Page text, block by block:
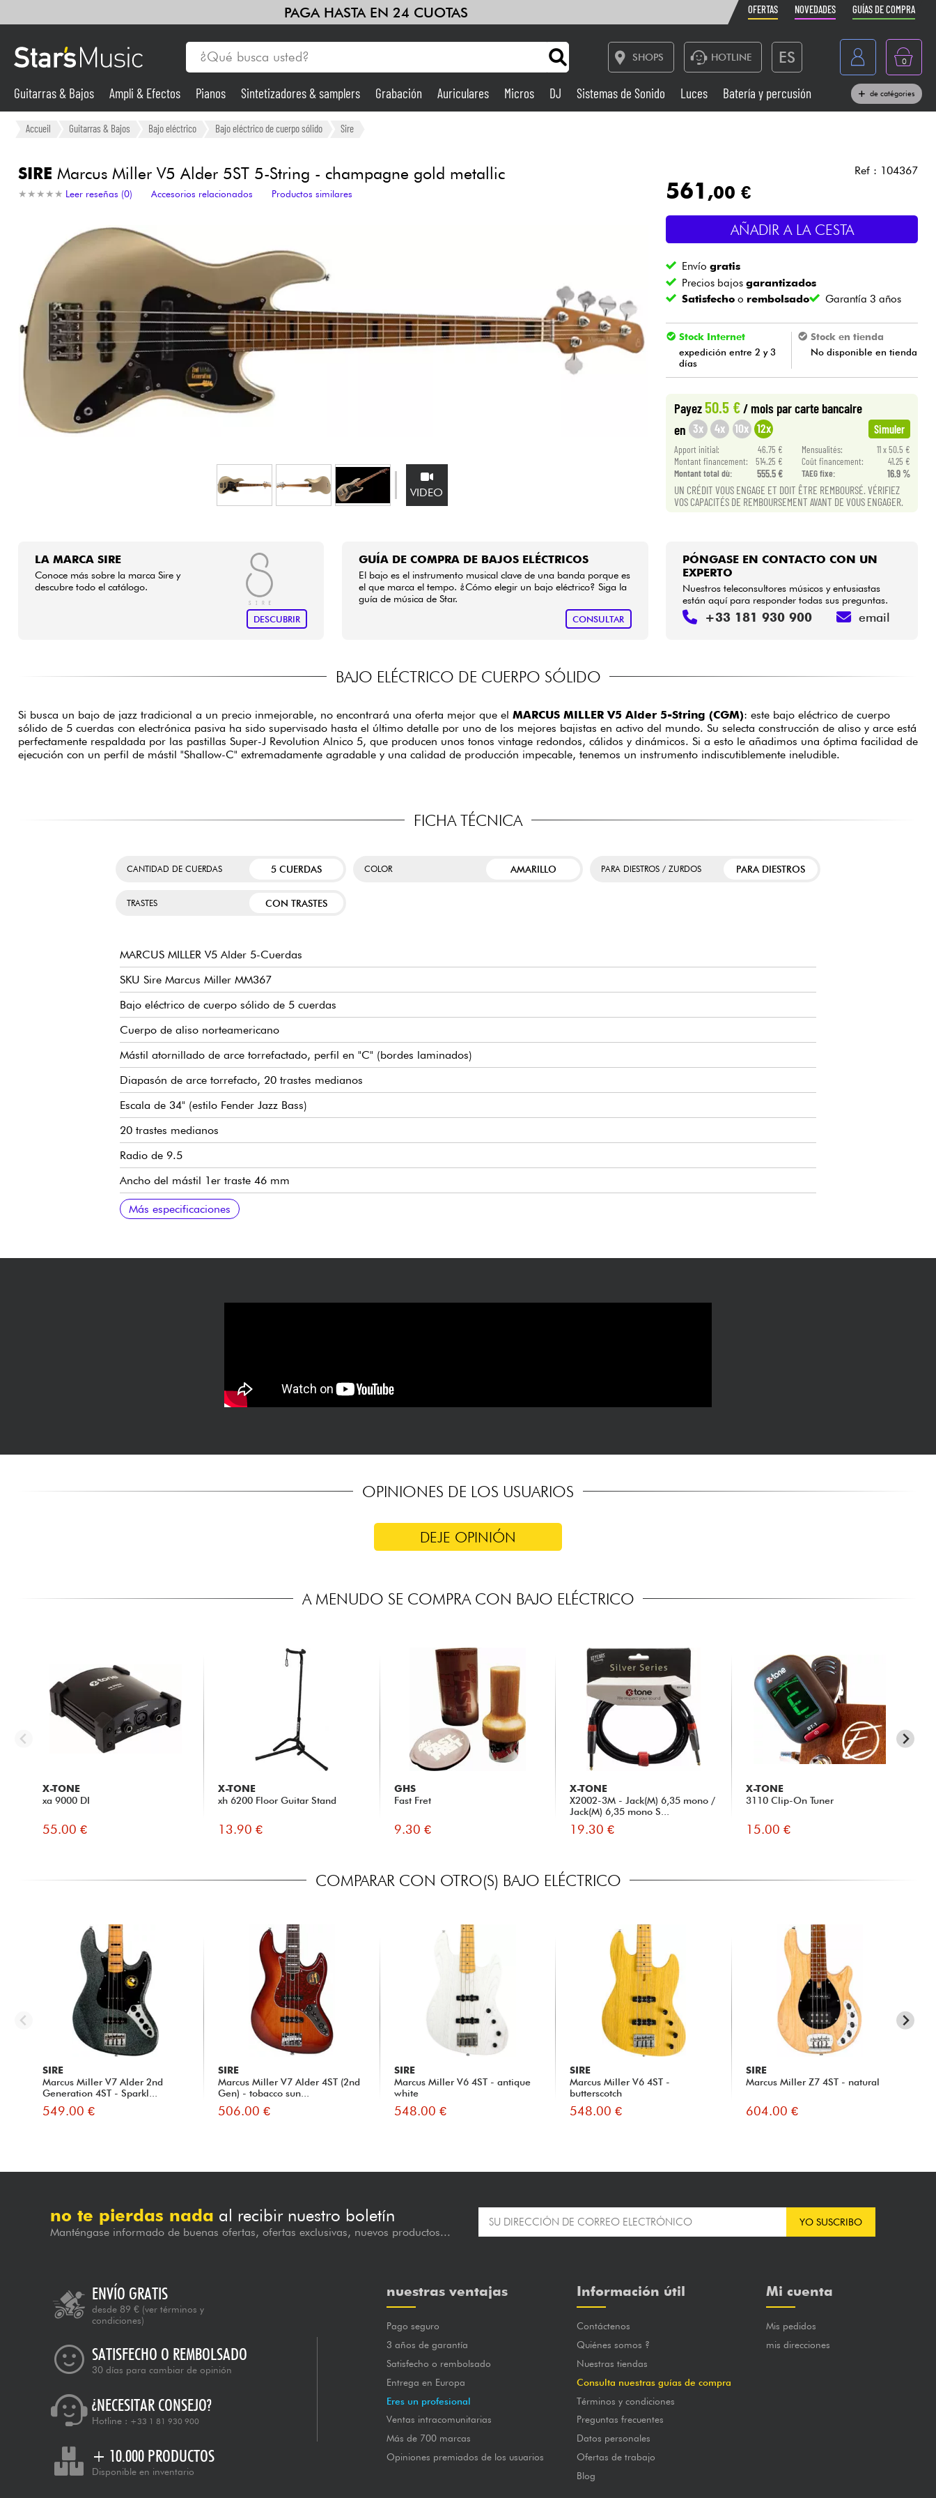
PAGA HASTA EN 24 CUOTAS OFERTAS NOVEDADES GUÍAS DE COMPRA
SHOPS HOTLINE ES
France
Belgique
Nederland
0
Guitarras & Bajos
Sintetizadores & samplers
Sistemas de Sonido
Luces Vientos
Cables & Acces.
HiFi Bundle
Ver nuestras marcas
Guitarras & Bajos Ampli & Efectos Pianos Sintetizadores & samplers Grabación Auriculares Micros DJ Sistemas de Sonido Luces Batería y percusión de catégories
Accueil Guitarras & Bajos Bajo eléctrico Bajo eléctrico de cuerpo sólido Sire
SIRE Marcus Miller V5 Alder 5ST 5-String - champagne gold metallic
★ ★ ★ ★ ★
★ ★ ★ ★ ★ Leer reseñas (0) Accesorios relacionados Productos similares
VIDEO
Ref : 104367
561 ,00 €
AÑADIR A LA CESTA
Envíogratis
Precios bajosgarantizados
Satisfecho o rembolsado Garantía 3 años
Stock Internet
expedición entre 2 y 3
días
Stock en tienda
No disponible en tienda
Payez50.5 €/ mois par carte bancaire
en 3x 4x 10x 12x Simuler
Apport initial: 46.75 € Mensualités:
11 x 50.5 €
Montant financement:
514.25 € Coût financement:
41.25 €
Montant total dù:
555.5 € TAEG fixe: 16.9 %
UN CRÉDIT VOUS ENGAGE ET DOIT ÊTRE REMBOURSÉ. VÉRIFIEZ
VOS CAPACITÉS DE REMBOURSEMENT AVANT DE VOUS ENGAGER.
LA MARCA SIRE
Conoce más sobre la marca Sire y
descubre todo el catálogo.
DESCUBRIR
GUÍA DE COMPRA DE BAJOS ELÉCTRICOS
El bajo es el instrumento musical clave de una banda porque es
el que marca el tempo. ¿Cómo elegir un bajo eléctrico? Siga la
guía de música de Star.
CONSULTAR
PÓNGASE EN CONTACTO CON UN
EXPERTO
Nuestros teleconsultores músicos y entusiastas
están aquí para responder todas sus preguntas.
+33 181 930 900 email
BAJO ELÉCTRICO DE CUERPO SÓLIDO
Si busca un bajo de jazz tradicional a un precio inmejorable, no encontrará una oferta mejor que el MARCUS MILLER V5 Alder 5-String (CGM): este bajo eléctrico de cuerpo
sólido de 5 cuerdas con electrónica pasiva ha sido supervisado hasta el último detalle por uno de los mejores bajistas en activo del mundo. Su selecta construcción de aliso y arce está
perfectamente respaldada por las pastillas Super-J Revolution Alnico 5, que producen unos tonos vintage redondos, cálidos y dinámicos. Si a esto le añadimos una óptima facilidad de
ejecución con un perfil de mástil "Shallow-C" extremadamente agradable y una calidad de producción impecable, tenemos un instrumento indiscutiblemente ineludible.
FICHA TÉCNICA
CANTIDAD DE CUERDAS 5 CUERDAS COLOR AMARILLO PARA DIESTROS / ZURDOS PARA DIESTROS
TRASTES CON TRASTES
MARCUS MILLER V5 Alder 5-Cuerdas
SKU Sire Marcus Miller MM367
Bajo eléctrico de cuerpo sólido de 5 cuerdas
Cuerpo de aliso norteamericano
Mástil atornillado de arce torrefactado, perfil en "C" (bordes laminados)
Diapasón de arce torrefacto, 20 trastes medianos
Escala de 34" (estilo Fender Jazz Bass)
20 trastes medianos
Radio de 9.5
Ancho del mástil 1er traste 46 mm
Pastillas Sire Custom Super-J Revolution Alnico
Volumen (mástil), Volumen (puente), Tono
Puente Marcus Miller Vintage -S
Clavijas de afinación Sire Premium Open-Gear
Cejuela de hueso
Acabado brillante del cuerpo
Mástil satinado
Más especificaciones
OPINIONES DE LOS USUARIOS
DEJE OPINIÓN
A MENUDO SE COMPRA CON BAJO ELÉCTRICO
X-TONE
xa 9000 DI
55.00 €
X-TONE
xh 6200 Floor Guitar Stand
13.90 €
GHS
Fast Fret
9.30 €
X-TONE
X2002-3M - Jack(M) 6,35 mono /
Jack(M) 6,35 mono S...
19.30 €
X-TONE
3110 Clip-On Tuner
15.00 €
COMPARAR CON OTRO(S) BAJO ELÉCTRICO
SIRE
Marcus Miller V7 Alder 2nd
Generation 4ST - Sparkl...
549.00 €
SIRE
Marcus Miller V7 Alder 4ST (2nd
Gen) - tobacco sun...
506.00 €
SIRE
Marcus Miller V6 4ST - antique
white
548.00 €
SIRE
Marcus Miller V6 4ST -
butterscotch
548.00 €
SIRE
Marcus Miller Z7 4ST - natural
604.00 €
no te pierdas nada al recibir nuestro boletín
Manténgase informado de buenas ofertas, ofertas exclusivas, nuevos productos...
YO SUSCRIBO
ENVÍO GRATIS
desde 89 € (ver términos y
condiciones)
SATISFECHO O REMBOLSADO
30 días para cambiar de opinión
¿NECESITAR CONSEJO?
Hotline : +33 1 81 930 900
+ 10.000 PRODUCTOS
Disponible en inventario
nuestras ventajas
Pago seguro
3 años de garantía
Satisfecho o rembolsado
Entrega en Europa
Eres un profesional
Ventas intracomunitarias
Más de 700 marcas
Opiniones premiados de los usuarios
Información útil
Contáctenos
Quiénes somos ?
Nuestras tiendas
Consulta nuestras guías de compra
Términos y condiciones
Preguntas frecuentes
Datos personales
Ofertas de trabajo
Blog
Mi cuenta
Mis pedidos
mis direcciones